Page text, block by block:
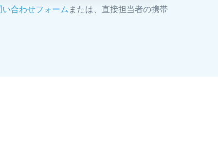
い合わせフォームまたは、直接担当者の携帯